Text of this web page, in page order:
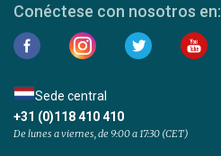
Conéctese con nosotros en:
Sede central
+31 (0)118 410 410
De lunes a viernes, de 9:00 a 17:30 (CET)